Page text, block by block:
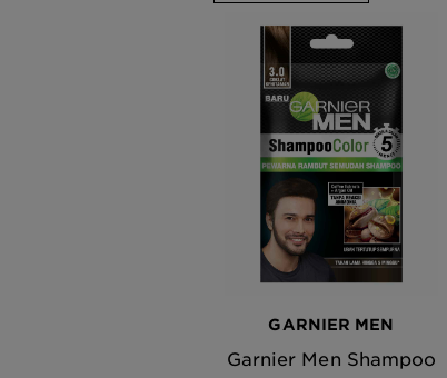
GARNIER MEN
Garnier Men Shampoo